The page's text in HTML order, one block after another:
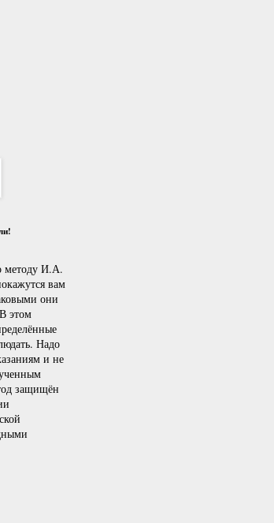
методу И.А.
вам
они
этом
Надо
и не
защищён